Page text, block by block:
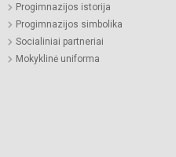
Progimnazijos istorija
Progimnazijos simbolika
Socialiniai partneriai
Mokyklinė uniforma